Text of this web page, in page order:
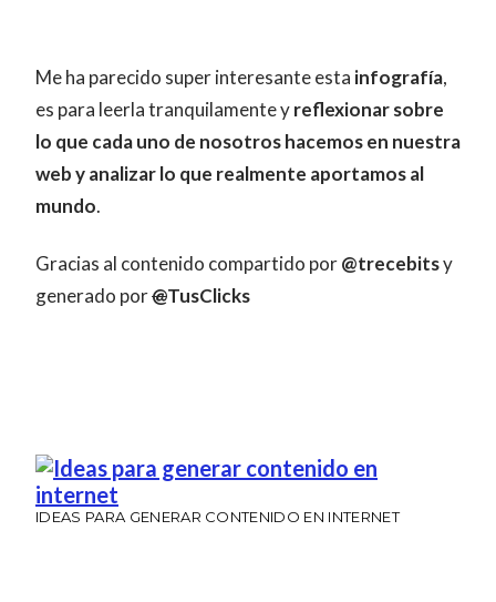
Me ha parecido super interesante esta infografía,
es para leerla tranquilamente yreflexionar sobre
lo que cada uno de nosotros hacemos en nuestra
web y analizar lo que realmente aportamos al
mundo.
Gracias al contenido compartido por@trecebitsy
generado por@TusClicks
IDEAS PARA GENERAR CONTENIDO EN INTERNET